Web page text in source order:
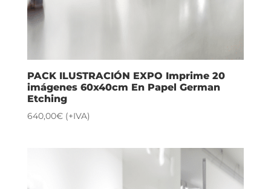
PACK ILUSTRACIÓN EXPO Imprime 20
imágenes 60x40cm En Papel German
Etching
640,00€ (+IVA)